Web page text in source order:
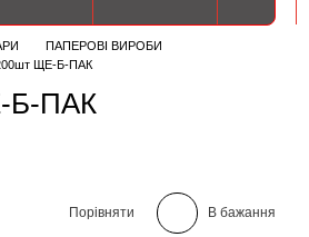
ПАПЕРОВІ ВИРОБИ
200шт ЩЕ-Б-ПАК
Б-ПАК
Порівняти В бажання